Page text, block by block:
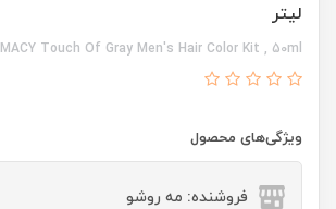
لیتر
Touch Of Gray Men's Hair Color Kit , 50ml
ویژگی‌های محصول
فروشنده: مه رو‌شو